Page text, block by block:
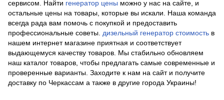
сервисом. Найти генератор цены можно у нас на сайте, и
остальные цены на товары, которые вы искали. Наша команда
всегда рада вам помочь с покупкой и предоставить
профессиональные советы. дизельный генератор стоимость в
нашем интернет магазине приятная и соответствует
выдающемуся качеству товаров. Мы стабильно обновляем
наш каталог товаров, чтобы предлагать самые современные и
проверенные варианты. Заходите к нам на сайт и получите
доставку по Черкассам а также в другие города Украины!